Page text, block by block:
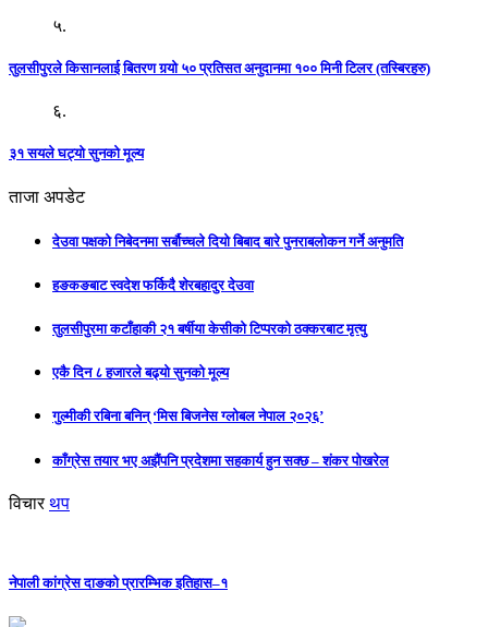
५.
तुलसीपुरले किसानलाई बितरण गर्‍यो ५० प्रतिसत अनुदानमा १०० मिनी टिलर (तस्बिरहरु)
६.
३१ सयले घट्यो सुनको मूल्य
ताजा अपडेट
देउवा पक्षको निबेदनमा सर्बौच्चले दियो बिबाद बारे पुनराबलोकन गर्ने अनुमति
हङकङबाट स्वदेश फर्किदै शेरबहादुर देउवा
तुलसीपुरमा कटाँहाकी २१ बर्षीया केसीको टिप्परको ठक्करबाट मृत्यु
एकै दिन ८ हजारले बढ्यो सुनको मूल्य
गुल्मीकी रबिना बनिन् ‘मिस बिजनेस ग्लोबल नेपाल २०२६’
काँग्रेस तयार भए अझैंपनि प्रदेशमा सहकार्य हुन सक्छ – शंकर पोखरेल
विचार थप
नेपाली कांग्रेस दाङको प्रारम्भिक इतिहास–१